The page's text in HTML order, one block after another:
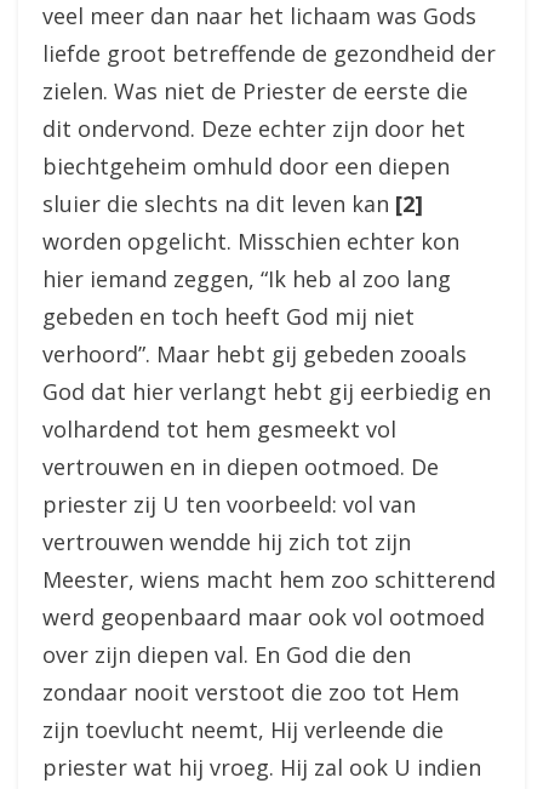
veel meer dan naar het lichaam was Gods
liefde groot betreffende de gezondheid der
zielen. Was niet de Priester de eerste die
dit ondervond. Deze echter zijn door het
biechtgeheim omhuld door een diepen
sluier die slechts na dit leven kan [2]
worden opgelicht. Misschien echter kon
hier iemand zeggen, “Ik heb al zoo lang
gebeden en toch heeft God mij niet
verhoord”. Maar hebt gij gebeden zooals
God dat hier verlangt hebt gij eerbiedig en
volhardend tot hem gesmeekt vol
vertrouwen en in diepen ootmoed. De
priester zij U ten voorbeeld: vol van
vertrouwen wendde hij zich tot zijn
Meester, wiens macht hem zoo schitterend
werd geopenbaard maar ook vol ootmoed
over zijn diepen val. En God die den
zondaar nooit verstoot die zoo tot Hem
zijn toevlucht neemt, Hij verleende die
priester wat hij vroeg. Hij zal ook U indien